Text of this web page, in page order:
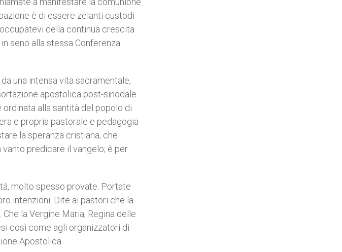
è di essere zelanti custodi
della continua crescita
seno alla stessa Conferenza
una intensa vita sacramentale,
apostolica post-sinodale
alla santità del popolo di
e propria pastorale e pedagogia
la speranza cristiana, che
predicare il vangelo; è per
molto spesso provate. Portate
intenzioni. Dite ai pastori che la
la Vergine Maria, Regina delle
così come agli organizzatori di
Apostolica.